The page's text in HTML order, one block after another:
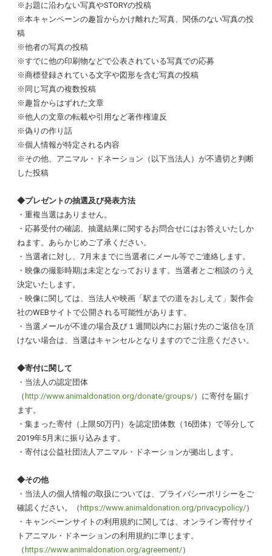
※お題に沿わない写真やSTORYの投稿
※本キャンペーンの趣旨からかけ離れた写真、関係のない写真の投
稿
※他者の写真の投稿
※すでに他の印刷物などで公表されている写真での応募
※商標登録されている文字や図形を含む写真の投稿
※同じ写真の複数投稿
※趣旨からはずれた文章
※他人の文章の転載や引用など著作権違反
※偽りの作り話
※個人情報が特定される内容
※その他、アニマル・ドネーション（以下当法人）が不適切と判断
した投稿
◆プレゼントの抽選及び発表方法
・重複当選はありません。
・応募受付の確認、抽選結果に関するお問合せにはお答えいたしか
ねます。あらかじめご了承ください。
・当選者に対し、7月末までに当選者にメール等でご連絡します。
・映像の撮影時期は未定となっております。当選者とご相談のうえ
決定いたします。
・映像に関しては、当法人や映画「駅までの道をおしえて」製作会
社のWEBサイトで公開される可能性があります。
・当選メールが不達の場合及び１週間以内にお届け先のご返信を頂
けない場合は、当選はキャンセルとなりますのでご注意ください。
◆寄付に関して
・当法人の認定団体
（ http://www.animaldonation.org/donate/groups/）に寄付を届け
ます。
・集まった寄付（上限50万円）を認定団体数（16団体）で等分して
2019年5月末に振り込みます。
・寄付は公益社団法人アニマル・ドネーションが拠出します。
◆その他
・当法人の個人情報の取扱については、プライバシーポリシーをご
確認ください。（ https://www.animaldonation.org/privacypolicy/）
・キャンペーンサイトの利用規約に関しては、オンライン寄付サイ
トアニマル・ドネーションの利用規約に準じます。
（ https://www.animaldonation.org/agreement/）